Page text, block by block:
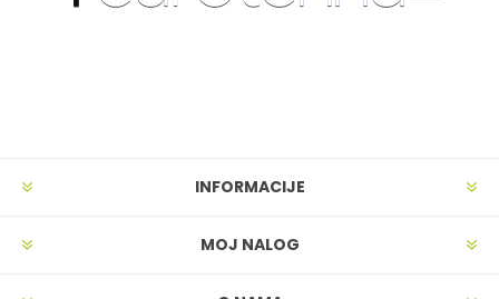
INFORMACIJE
MOJ NALOG